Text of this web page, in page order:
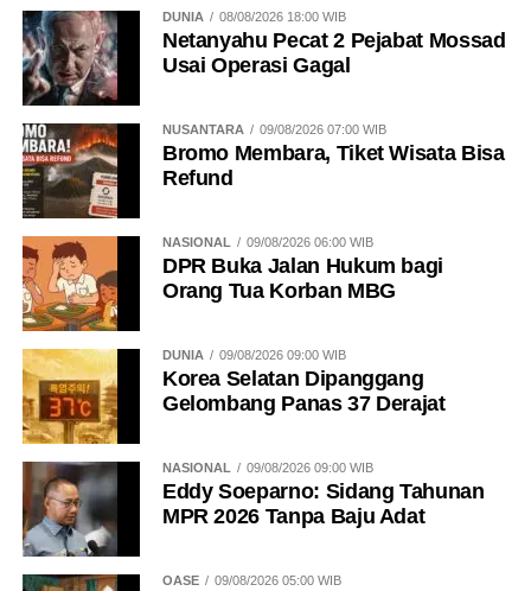
DUNIA 08/08/2026 18:00 WIB
Netanyahu Pecat 2 Pejabat Mossad
Usai Operasi Gagal
NUSANTARA 09/08/2026 07:00 WIB
Bromo Membara, Tiket Wisata Bisa
Refund
NASIONAL 09/08/2026 06:00 WIB
DPR Buka Jalan Hukum bagi
Orang Tua Korban MBG
DUNIA 09/08/2026 09:00 WIB
Korea Selatan Dipanggang
Gelombang Panas 37 Derajat
NASIONAL 09/08/2026 09:00 WIB
Eddy Soeparno: Sidang Tahunan
MPR 2026 Tanpa Baju Adat
OASE 09/08/2026 05:00 WIB